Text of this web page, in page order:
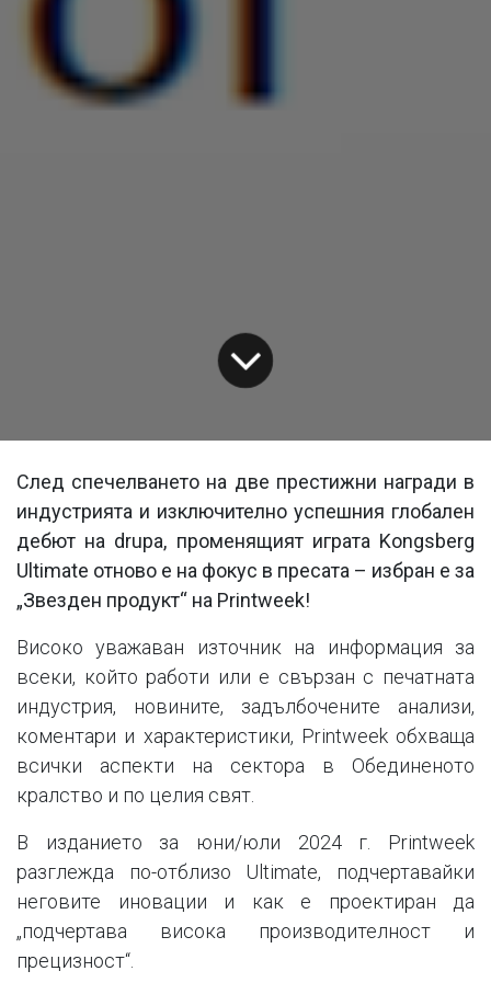
След спечелването на две престижни награди в
индустрията и изключително успешния глобален
дебют на drupa, променящият играта Kongsberg
Ultimate отново е на фокус в пресата – избран е за
„Звезден продукт“ на Printweek!
Високо уважаван източник на информация за
всеки, който работи или е свързан с печатната
индустрия, новините, задълбочените анализи,
коментари и характеристики, Printweek обхваща
всички аспекти на сектора в Обединеното
кралство и по целия свят.
В изданието за юни/юли 2024 г. Printweek
разглежда по-отблизо Ultimate, подчертавайки
неговите иновации и как е проектиран да
„подчертава висока производителност и
прецизност“.